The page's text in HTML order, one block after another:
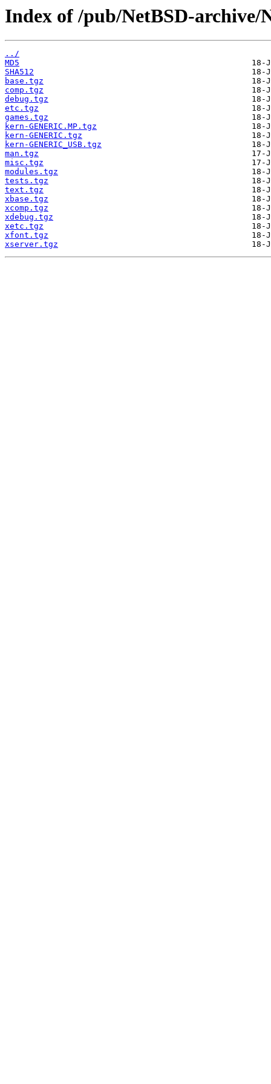
Index of /pub/NetBSD-archive/
../
MD5
SHA512
base.tgz
comp.tgz
debug.tgz
etc.tgz
games.tgz
kern-GENERIC.MP.tgz
kern-GENERIC.tgz
kern-GENERIC_USB.tgz
man.tgz
misc.tgz
modules.tgz
tests.tgz
text.tgz
xbase.tgz
xcomp.tgz
xdebug.tgz
xetc.tgz
xfont.tgz
xserver.tgz